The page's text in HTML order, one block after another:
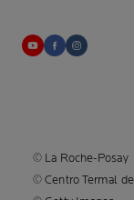
© La Roche-Posay
© Centro Termal